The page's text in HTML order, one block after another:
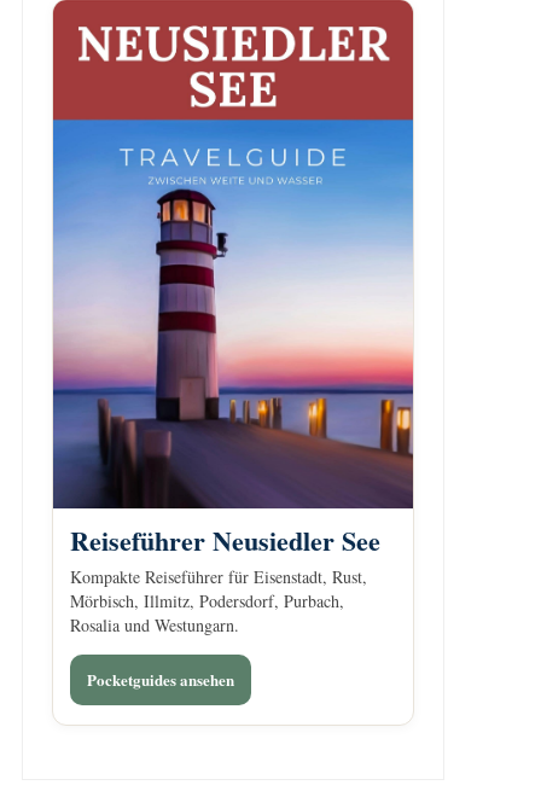
Reiseführer Neusiedler See
Kompakte Reiseführer für Eisenstadt, Rust,
Mörbisch, Illmitz, Podersdorf, Purbach,
Rosalia und Westungarn.
Pocketguides ansehen